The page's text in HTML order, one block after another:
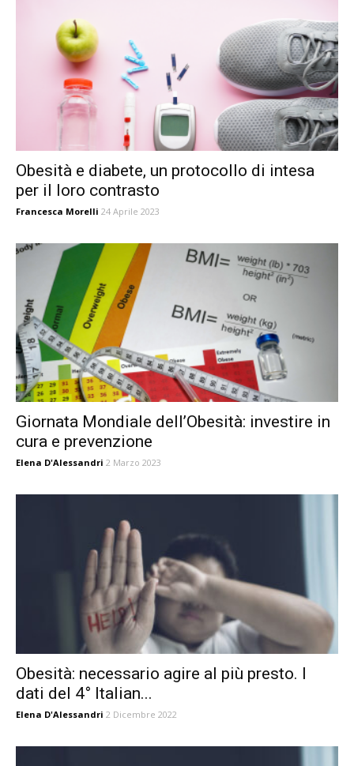
Obesità e diabete, un protocollo di intesa
per il loro contrasto
Francesca Morelli 24 Aprile 2023
Giornata Mondiale dell’Obesità: investire in
cura e prevenzione
Elena D'Alessandri 2 Marzo 2023
Obesità: necessario agire al più presto. I
dati del 4° Italian...
Elena D'Alessandri 2 Dicembre 2022